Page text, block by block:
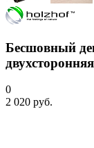
Бесшовный
0
2 020 руб.